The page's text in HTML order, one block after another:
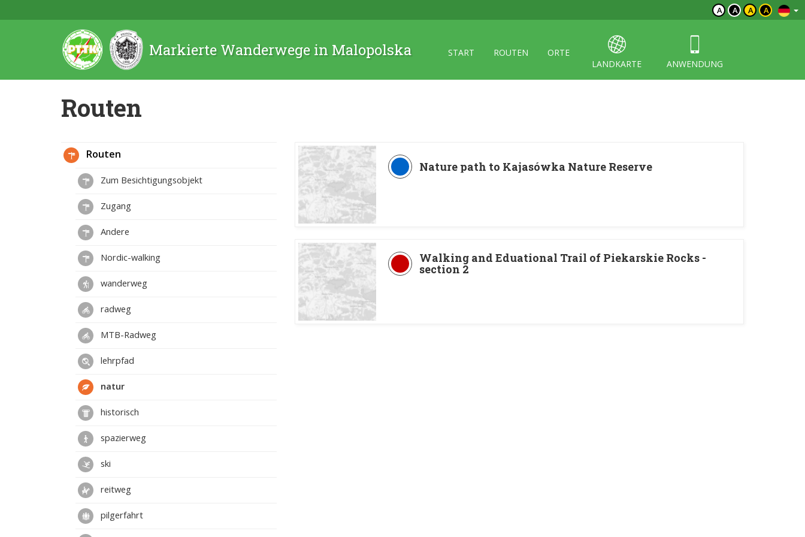
A A A A
Markierte Wanderwege in Malopolska START ROUTEN
ORTE
LANDKARTE
ANWENDUNG
Routen
Nature path to Kajasówka Nature Reserve
Walking and Eduational Trail of Piekarskie Rocks -
section 2
Routen
Zum Besichtigungsobjekt
Zugang
Andere
Nordic-walking
wanderweg
radweg
MTB-Radweg
lehrpfad
natur
historisch
spazierweg
ski
reitweg
pilgerfahrt